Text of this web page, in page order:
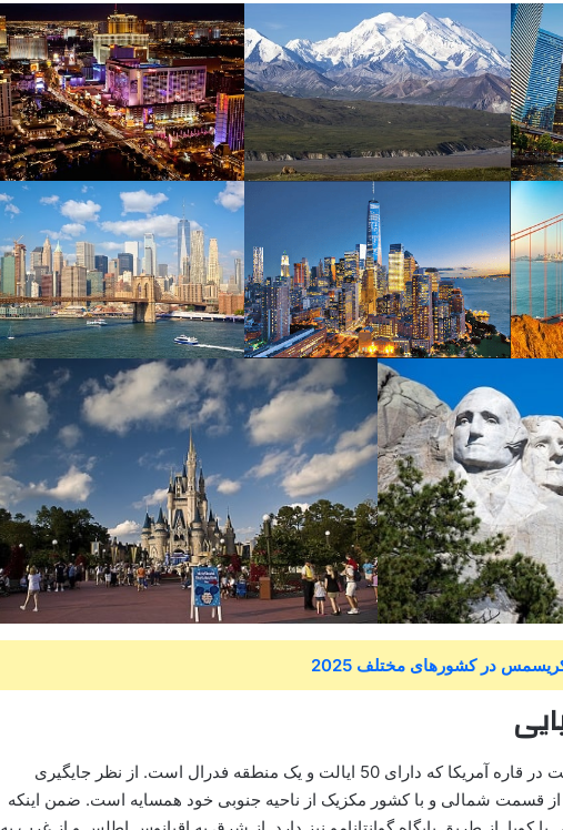
در کشورهای مختلف 2025
ایالات متحده آمریکا کشوری است در قاره آمریکا که دارای 50 ایالت و یک منطقه فدرال است. از نظر جایگیری
از قسمت شمالی و با کشور مکزیک از ناحیه جنوبی خود همسایه است. ضمن اینکه